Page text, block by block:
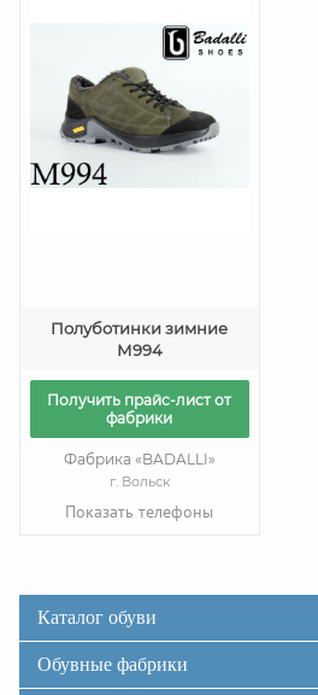
Полуботинки зимние
М994
Получить прайс-лист от
фабрики
Фабрика «BADALLI»
г. Вольск
Показать телефоны
Каталог обуви
Обувные фабрики